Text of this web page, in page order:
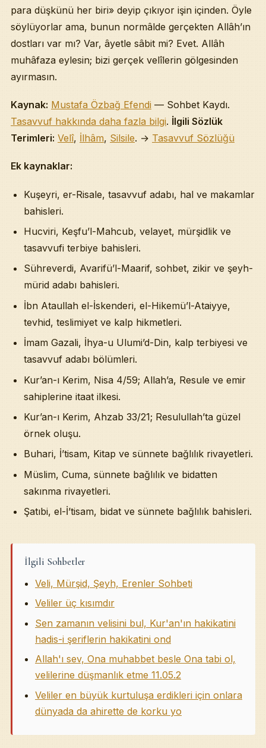
para düşkünü her biri» deyip çıkıyor işin içinden. Öyle
söylüyorlar ama, bunun normâlde gerçekten Allâh’ın
dostları var mı? Var, âyetle sâbit mi? Evet. Allâh
muhâfaza eylesin; bizi gerçek velîlerin gölgesinden
ayırmasın.
Kaynak: Mustafa Özbağ Efendi — Sohbet Kaydı.
Tasavvuf hakkında daha fazla bilgi. İlgili Sözlük
Terimleri: Velî, İlhâm, Silsile. → Tasavvuf Sözlüğü
Ek kaynaklar:
Kuşeyri, er-Risale, tasavvuf adabı, hal ve makamlar
bahisleri.
Hucviri, Keşfu’l-Mahcub, velayet, mürşidlik ve
tasavvufi terbiye bahisleri.
Sühreverdi, Avarifü’l-Maarif, sohbet, zikir ve şeyh-
mürid adabı bahisleri.
İbn Ataullah el-İskenderi, el-Hikemü’l-Ataiyye,
tevhid, teslimiyet ve kalp hikmetleri.
İmam Gazali, İhya-u Ulumi’d-Din, kalp terbiyesi ve
tasavvuf adabı bölümleri.
Kur’an-ı Kerim, Nisa 4/59; Allah’a, Resule ve emir
sahiplerine itaat ilkesi.
Kur’an-ı Kerim, Ahzab 33/21; Resulullah’ta güzel
örnek oluşu.
Buhari, İ’tisam, Kitap ve sünnete bağlılık rivayetleri.
Müslim, Cuma, sünnete bağlılık ve bidatten
sakınma rivayetleri.
Şatıbi, el-İ’tisam, bidat ve sünnete bağlılık bahisleri.
İlgili Sohbetler
Veli, Mürşid, Şeyh, Erenler Sohbeti
Veliler üç kısımdır
Sen zamanın velisini bul, Kur'an'ın hakikatini
hadis-i şeriflerin hakikatini ond
Allah'ı sev, Ona muhabbet besle Ona tabi ol,
velilerine düşmanlık etme 11.05.2
Veliler en büyük kurtuluşa erdikleri için onlara
dünyada da ahirette de korku yo